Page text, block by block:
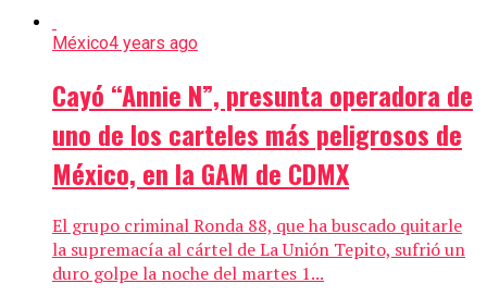
México4 years ago
Cayó “Annie N”, presunta operadora de
uno de los carteles más peligrosos de
México, en la GAM de CDMX
El grupo criminal Ronda 88, que ha buscado quitarle
la supremacía al cártel de La Unión Tepito, sufrió un
duro golpe la noche del martes 1...